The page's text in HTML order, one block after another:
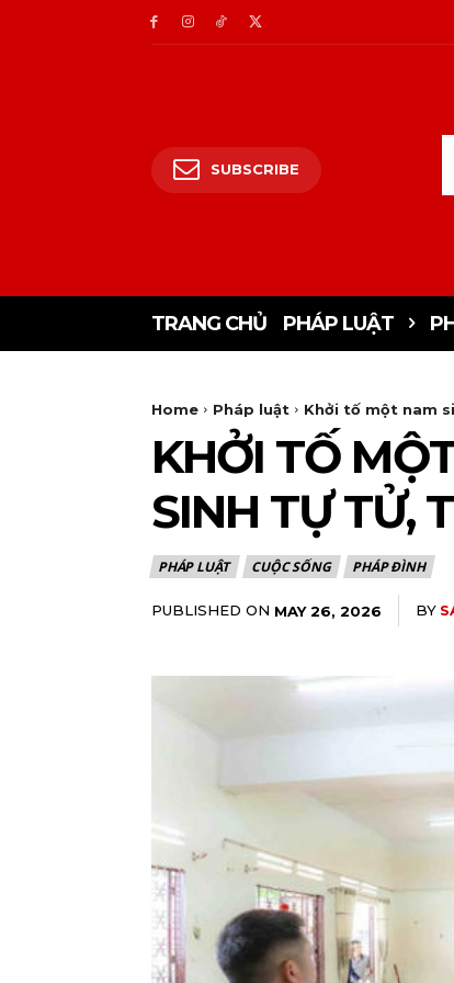
SUBSCRIBE
TRANG CHỦ PHÁP LUẬT
Home Pháp luật Khởi tố một nam
KHỞI TỐ
SINH TỰ TỬ,
PHÁP LUẬT CUỘC SỐNG PHÁP ĐÌNH
PUBLISHED ON MAY 26, 2026 BY